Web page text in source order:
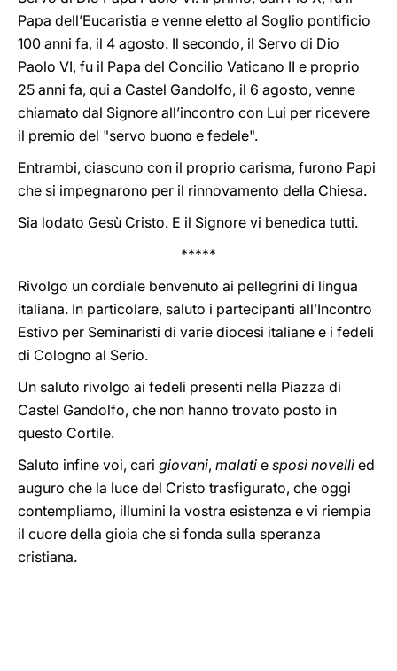
Papa dell’Eucaristia e venne eletto al Soglio pontificio
100 anni fa, il 4 agosto. Il secondo, il Servo di Dio
Paolo VI, fu il Papa del Concilio Vaticano II e proprio
25 anni fa, qui a Castel Gandolfo, il 6 agosto, venne
chiamato dal Signore all’incontro con Lui per ricevere
il premio del "servo buono e fedele".
Entrambi, ciascuno con il proprio carisma, furono Papi
che si impegnarono per il rinnovamento della Chiesa.
Sia lodato Gesù Cristo. E il Signore vi benedica tutti.
*****
Rivolgo un cordiale benvenuto ai pellegrini di lingua
italiana. In particolare, saluto i partecipanti all’Incontro
Estivo per Seminaristi di varie diocesi italiane e i fedeli
di Cologno al Serio.
Un saluto rivolgo ai fedeli presenti nella Piazza di
Castel Gandolfo, che non hanno trovato posto in
questo Cortile.
Saluto infine voi, cari giovani, malati e sposi novelli ed
auguro che la luce del Cristo trasfigurato, che oggi
contempliamo, illumini la vostra esistenza e vi riempia
il cuore della gioia che si fonda sulla speranza
cristiana.